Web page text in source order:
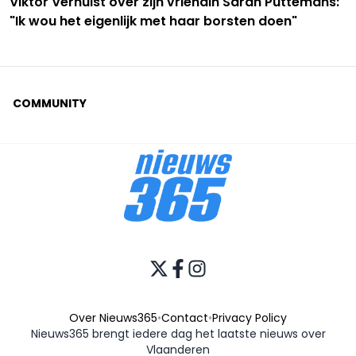
"Ik wou het eigenlijk met haar borsten doen"
COMMUNITY
Over Nieuws365•Contact•Privacy Policy
Nieuws365 brengt iedere dag het laatste nieuws over
Vlaanderen